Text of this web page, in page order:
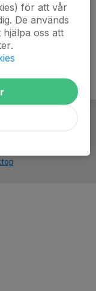
för att vår
De används
oss att